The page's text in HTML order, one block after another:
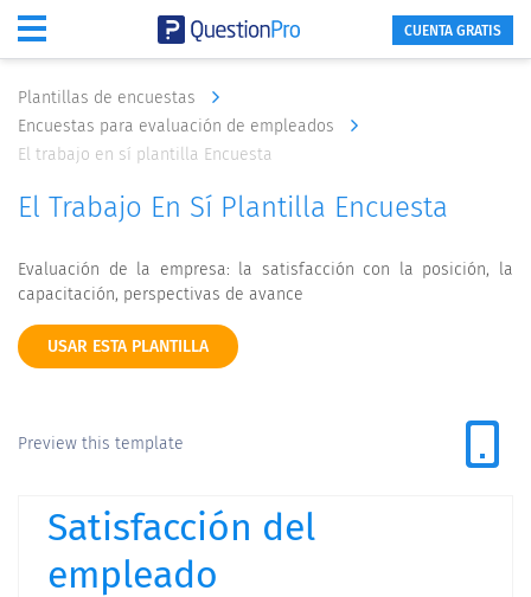
CUENTA GRATIS
Plantillas de encuestas
Encuestas para evaluación de empleados
El trabajo en sí plantilla Encuesta
El Trabajo En Sí Plantilla Encuesta
Evaluación de la empresa: la satisfacción con la posición, la
capacitación, perspectivas de avance
USAR ESTA PLANTILLA
Preview this template